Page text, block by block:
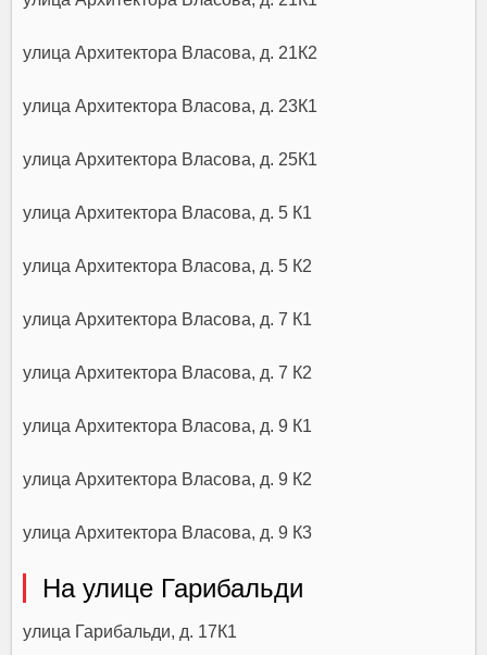
улица Архитектора Власова, д. 21К2
улица Архитектора Власова, д. 23К1
улица Архитектора Власова, д. 25К1
улица Архитектора Власова, д. 5 К1
улица Архитектора Власова, д. 5 К2
улица Архитектора Власова, д. 7 К1
улица Архитектора Власова, д. 7 К2
улица Архитектора Власова, д. 9 К1
улица Архитектора Власова, д. 9 К2
улица Архитектора Власова, д. 9 К3
На улице Гарибальди
улица Гарибальди, д. 17К1